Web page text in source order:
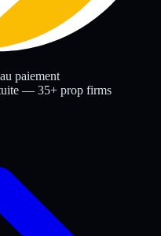
paiement
— 35+ prop firms